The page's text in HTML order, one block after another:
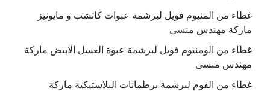
غطاء من المنيوم فويل لبرشمة عبوات كاتشب و مايونيز
ماركة مهندس منسى
غطاء من الومنيوم فويل لبرشمة عبوة العسل الابيض ماركة
مهندس منسى
غطاء من الفوم لبرشمة برطمانات البلاستيكية ماركة